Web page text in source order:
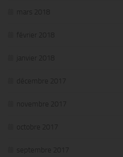
mars 2018
février 2018
janvier 2018
décembre 2017
novembre 2017
octobre 2017
septembre 2017